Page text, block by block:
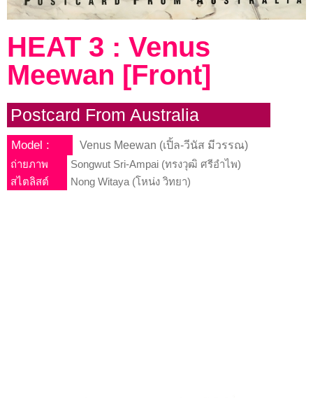
HEAT 3 : Venus
Meewan [Front]
Postcard From Australia
Model :
Venus Meewan (เปิ้ล-วีนัส มีวรรณ)
ถ่ายภาพ
Songwut Sri-Ampai (ทรงวุฒิ ศรีอำไพ)
สไตลิสต์
Nong Witaya (โหน่ง วิทยา)